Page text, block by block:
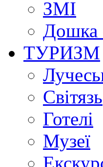
ЗМІ
Дошка
ТУРИЗМ
Світязь
Готелі
Музеї